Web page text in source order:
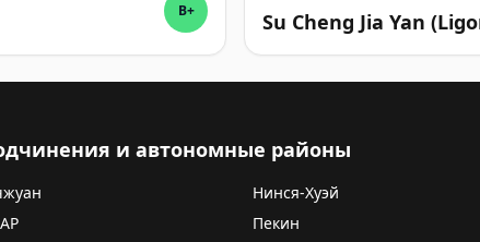
B+ Su Cheng Jia Yan
и автономные районы
Нинся-Хуэй
Пекин